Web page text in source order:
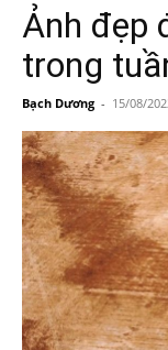
Ảnh đẹp
trong
Bạch Dương - 15/08/